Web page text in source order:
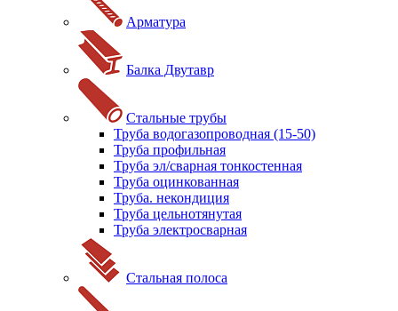
Арматура
Балка Двутавр
Стальные трубы
Труба водогазопроводная (15-50)
Труба профильная
Труба эл/сварная тонкостенная
Труба оцинкованная
Труба. некондиция
Труба цельнотянутая
Труба электросварная
Стальная полоса